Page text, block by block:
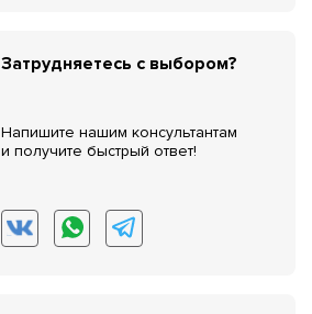
Затрудняетесь с выбором?
Напишите нашим консультантам
и получите быстрый ответ!